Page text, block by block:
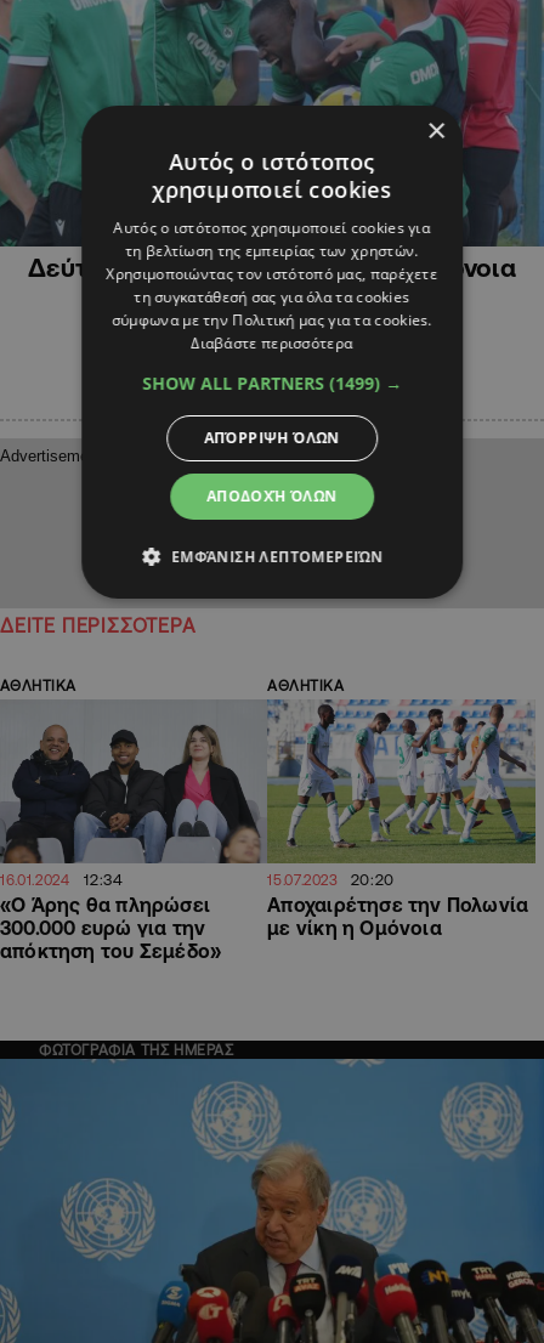
Δεύτερο φιλικό «τεστ» για την Ομόνοια
στην Πολωνία
ΔΕΙΤΕ ΠΕΡΙΣΣΟΤΕΡΑ
ΑΘΛΗΤΙΚΑ
16.01.2024 12:34
«Ο Άρης θα πληρώσει
300.000 ευρώ για την
απόκτηση του Σεμέδο»
ΑΘΛΗΤΙΚΑ
15.07.2023 20:20
Αποχαιρέτησε την Πολωνία
με νίκη η Ομόνοια
ΦΩΤΟΓΡΑΦΙΑ ΤΗΣ ΗΜΕΡΑΣ
×
Αυτός ο ιστότοπος
χρησιμοποιεί cookies
Αυτός ο ιστότοπος χρησιμοποιεί cookies για
τη βελτίωση της εμπειρίας των χρηστών.
Χρησιμοποιώντας τον ιστότοπό μας, παρέχετε
τη συγκατάθεσή σας για όλα τα cookies
σύμφωνα με την Πολιτική μας για τα cookies.
Διαβάστε περισσότερα
SHOW ALL PARTNERS (1499) →
ΑΠΟΔΟΧΉ ΌΛΩΝ
ΑΠΌΡΡΙΨΗ ΌΛΩΝ
ΕΜΦΆΝΙΣΗ ΛΕΠΤΟΜΕΡΕΙΏΝ